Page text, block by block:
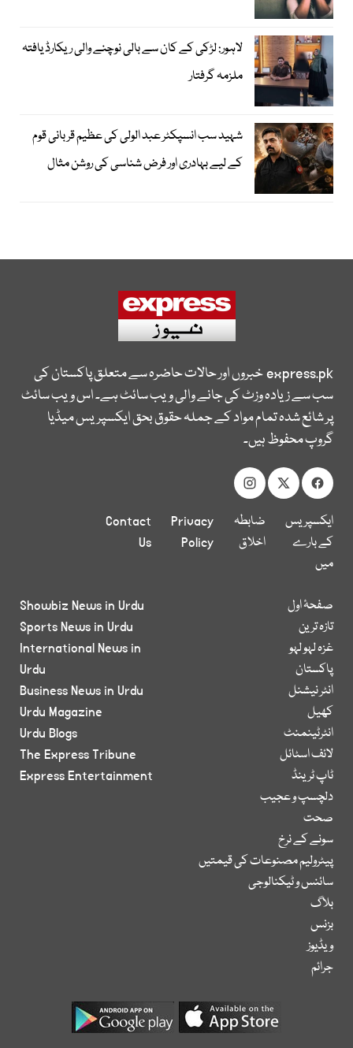
لاہور: لڑکی کے کان سے بالی نوچنے والی ریکارڈ یافتہ
ملزمہ گرفتار
شہید سب انسپکٹر عبد الولی کی عظیم قربانی قوم
کے لیے بہادری اور فرض شناسی کی روشن مثال
express.pkخبروں اور حالات حاضرہ سے متعلق پاکستان کی
سب سے زیادہ وزٹ کی جانے والی ویب سائٹ ہے۔ اس ویب سائٹ
پر شائع شدہ تمام مواد کے جملہ حقوق بحق ایکسپریس میڈیا
گروپ محفوظ ہیں۔
ایکسپریس
کے بارے
میں
ضابطہ
اخلاق
Privacy
Policy
Contact
Us
صفحۂ اول
تازہ ترین
غزہ لہو لہو
پاکستان
انٹر نیشنل
کھیل
انٹرٹینمنٹ
لائف اسٹائل
ٹاپ ٹرینڈ
دلچسپ و عجیب
صحت
سونے کے نرخ
پیٹرولیم مصنوعات کی قیمتیں
سائنس و ٹیکنالوجی
بلاگ
بزنس
ویڈیوز
جرائم
Showbiz News in Urdu
Sports News in Urdu
International News in
Urdu
Business News in Urdu
Urdu Magazine
Urdu Blogs
The Express Tribune
Express Entertainment